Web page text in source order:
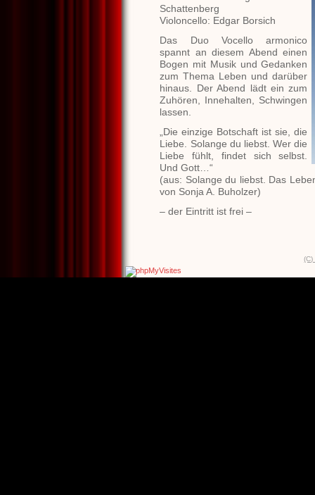
Schattenberg
Violoncello: Edgar Borsich
Das Duo Vocello armonico
spannt an diesem Abend einen
Bogen mit Musik und Gedanken
zum Thema Leben und darüber
hinaus. Der Abend lädt ein zum
Zuhören, Innehalten, Schwingen
lassen.
„Die einzige Botschaft ist sie, die
Liebe. Solange du liebst. Wer die
Liebe fühlt, findet sich selbst.
Und Gott…“
(aus: Solange du liebst. Das
von Sonja A. Buholzer)
– der Eintritt ist frei –